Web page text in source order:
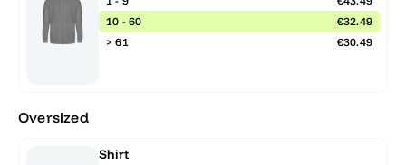
10 - 60
€32.49
> 61
€30.49
Oversized
Shirt